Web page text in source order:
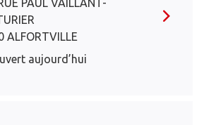
PAUL VAILLANT-
ALFORTVILLE
aujourd’hui